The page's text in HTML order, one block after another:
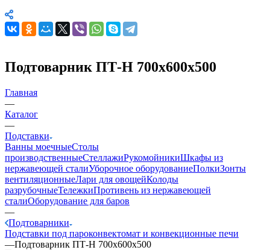
Подтоварник ПТ-Н 700х600х500
Главная
—
Каталог
—
Подставки
Ванны моечныеСтолы
производственныеСтеллажиРукомойникиШкафы из
нержавеющей сталиУборочное оборудованиеПолкиЗонты
вентиляционныеЛари для овощейКолоды
разрубочныеТележкиПротивень из нержавеющей
сталиОборудование для баров
—
Подтоварники
Подставки под пароконвектомат и конвекционные печи
—Подтоварник ПТ-Н 700х600х500